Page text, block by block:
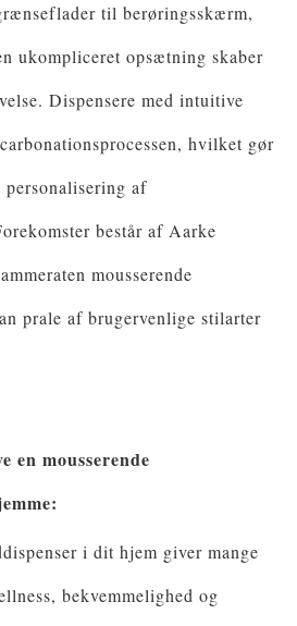
til berøringsskærm,
ukompliceret opsætning skaber
Dispensere med intuitive
hvilket gør
af
består af Aarke
mousserende
prale af brugervenlige stilarter
en mousserende
i dit hjem giver mange
bekvemmelighed og